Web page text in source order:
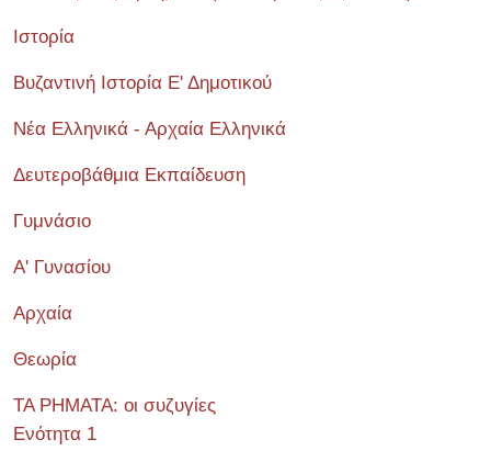
Ιστορία
Βυζαντινή Ιστορία Ε' Δημοτικού
Νέα Ελληνικά - Αρχαία Ελληνικά
Δευτεροβάθμια Εκπαίδευση
Γυμνάσιο
Α' Γυνασίου
Αρχαία
Θεωρία
ΤΑ ΡΗΜΑΤΑ: οι συζυγίες
Ενότητα 1